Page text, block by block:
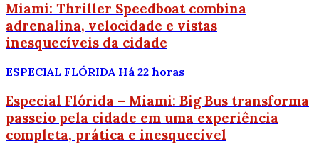
Miami: Thriller Speedboat combina
adrenalina, velocidade e vistas
inesquecíveis da cidade
ESPECIAL FLÓRIDA Há 22 horas
Especial Flórida – Miami: Big Bus transforma
passeio pela cidade em uma experiência
completa, prática e inesquecível